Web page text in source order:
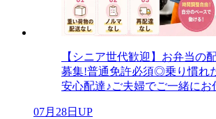
【シニア世代歓迎】お弁当の
募集!普通免許必須◎乗り慣れ
安心配達♪ご夫婦でご一緒にお
07月28日UP